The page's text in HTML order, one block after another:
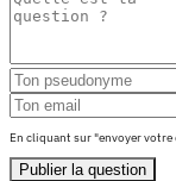
En cliquant sur "envoyer
Publier la question